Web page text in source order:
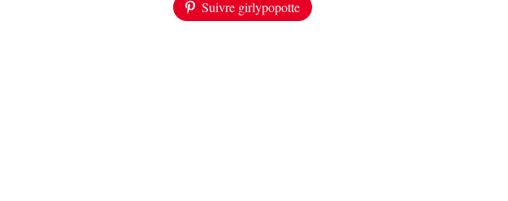
Suivre girlypopotte